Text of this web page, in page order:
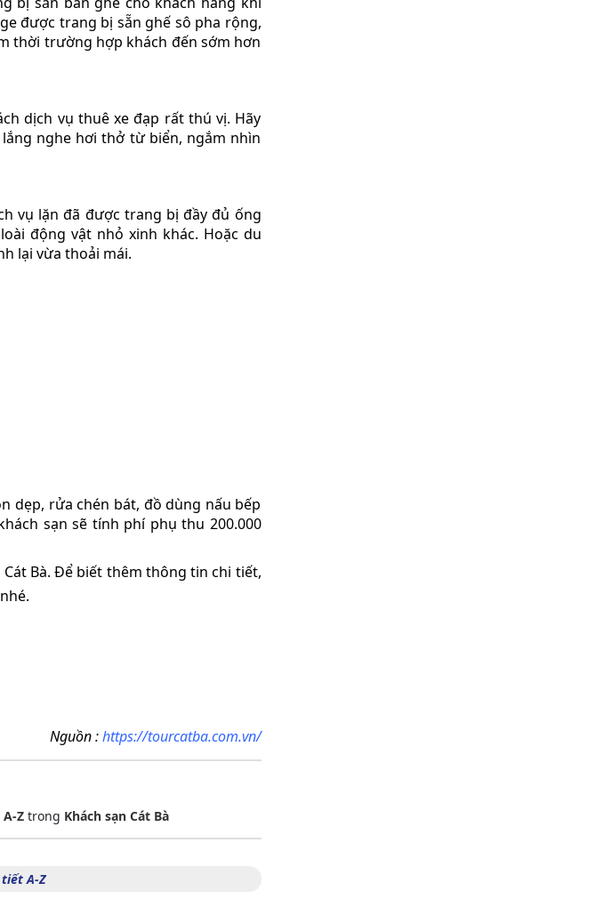
được trang bị sẵn ghế sô pha rộng,
thời trường hợp khách đến sớm hơn
dịch vụ thuê xe đạp rất thú vị. Hãy
nghe hơi thở từ biển, ngắm nhìn
vụ lặn đã được trang bị đầy đủ ống
động vật nhỏ xinh khác. Hoặc du
lại vừa thoải mái.
dẹp, rửa chén bát, đồ dùng nấu bếp
sạn sẽ tính phí phụ thu 200.000
Bà. Để biết thêm thông tin chi tiết,
Nguồn :https://tourcatba.com.vn/
Z trong Khách sạn Cát Bà
tiết A-Z